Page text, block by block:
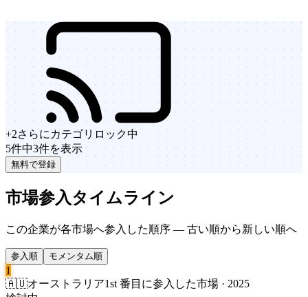
+2さらにカテゴリ ロック中
5件中3件を表示
無料で登録
市場参入タイムライン
この企業が各市場へ参入した順序 — 古い順から新しい順へ
参入順 モメンタム順
1
🇦🇺オーストラリア1st 番目に参入した市場 · 2025